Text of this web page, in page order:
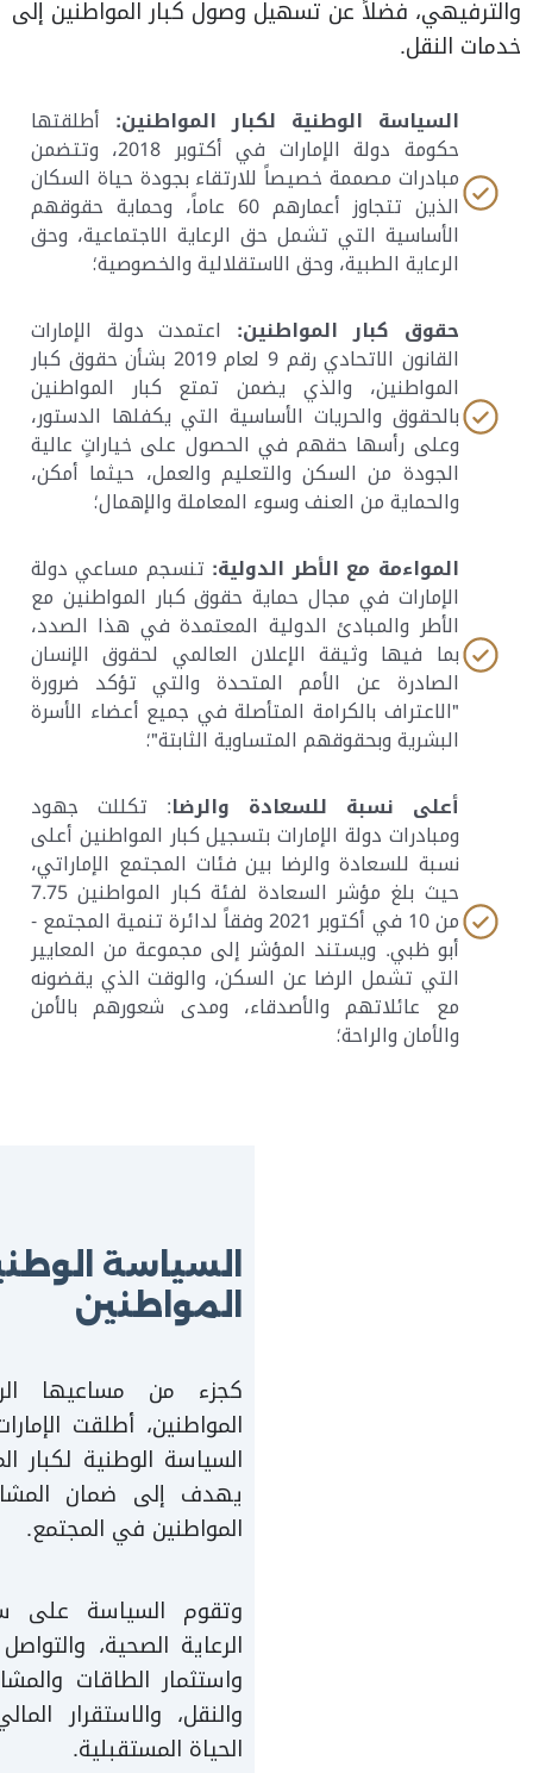
والترفيهي، فضلاً عن تسهيل وصول كبار المواطنين إلى
خدمات النقل.
السياسة الوطنية لكبار المواطنين: أطلقتها
حكومة دولة الإمارات في أكتوبر 2018، وتتضمن
مبادرات مصممة خصيصاً للارتقاء بجودة حياة السكان
الذين تتجاوز أعمارهم 60 عاماً، وحماية حقوقهم
الأساسية التي تشمل حق الرعاية الاجتماعية، وحق
الرعاية الطبية، وحق الاستقلالية والخصوصية؛
حقوق كبار المواطنين: اعتمدت دولة الإمارات
القانون الاتحادي رقم 9 لعام 2019 بشأن حقوق كبار
المواطنين، والذي يضمن تمتع كبار المواطنين
بالحقوق والحريات الأساسية التي يكفلها الدستور،
وعلى رأسها حقهم في الحصول على خياراتٍ عالية
الجودة من السكن والتعليم والعمل، حيثما أمكن،
والحماية من العنف وسوء المعاملة والإهمال؛
المواءمة مع الأطر الدولية: تنسجم مساعي دولة
الإمارات في مجال حماية حقوق كبار المواطنين مع
الأطر والمبادئ الدولية المعتمدة في هذا الصدد،
بما فيها وثيقة الإعلان العالمي لحقوق الإنسان
الصادرة عن الأمم المتحدة والتي تؤكد ضرورة
"الاعتراف بالكرامة المتأصلة في جميع أعضاء الأسرة
البشرية وبحقوقهم المتساوية الثابتة"؛
أعلى نسبة للسعادة والرضا: تكللت جهود
ومبادرات دولة الإمارات بتسجيل كبار المواطنين أعلى
نسبة للسعادة والرضا بين فئات المجتمع الإماراتي،
حيث بلغ مؤشر السعادة لفئة كبار المواطنين 7.75
من 10 في أكتوبر 2021 وفقاً لدائرة تنمية المجتمع -
أبو ظبي. ويستند المؤشر إلى مجموعة من المعايير
التي تشمل الرضا عن السكن، والوقت الذي يقضونه
مع عائلاتهم والأصدقاء، ومدى شعورهم بالأمن
والأمان والراحة؛
السياسة
المواطنين
كجزء من مساعيها
السياسة الوطنية لكبار
يهدف إلى ضمان
المواطنين في المجتمع.
وتقوم السياسة على
الرعاية الصحية،
واستثمار الطاقات
والنقل، والاستقرار
الحياة المستقبلية.